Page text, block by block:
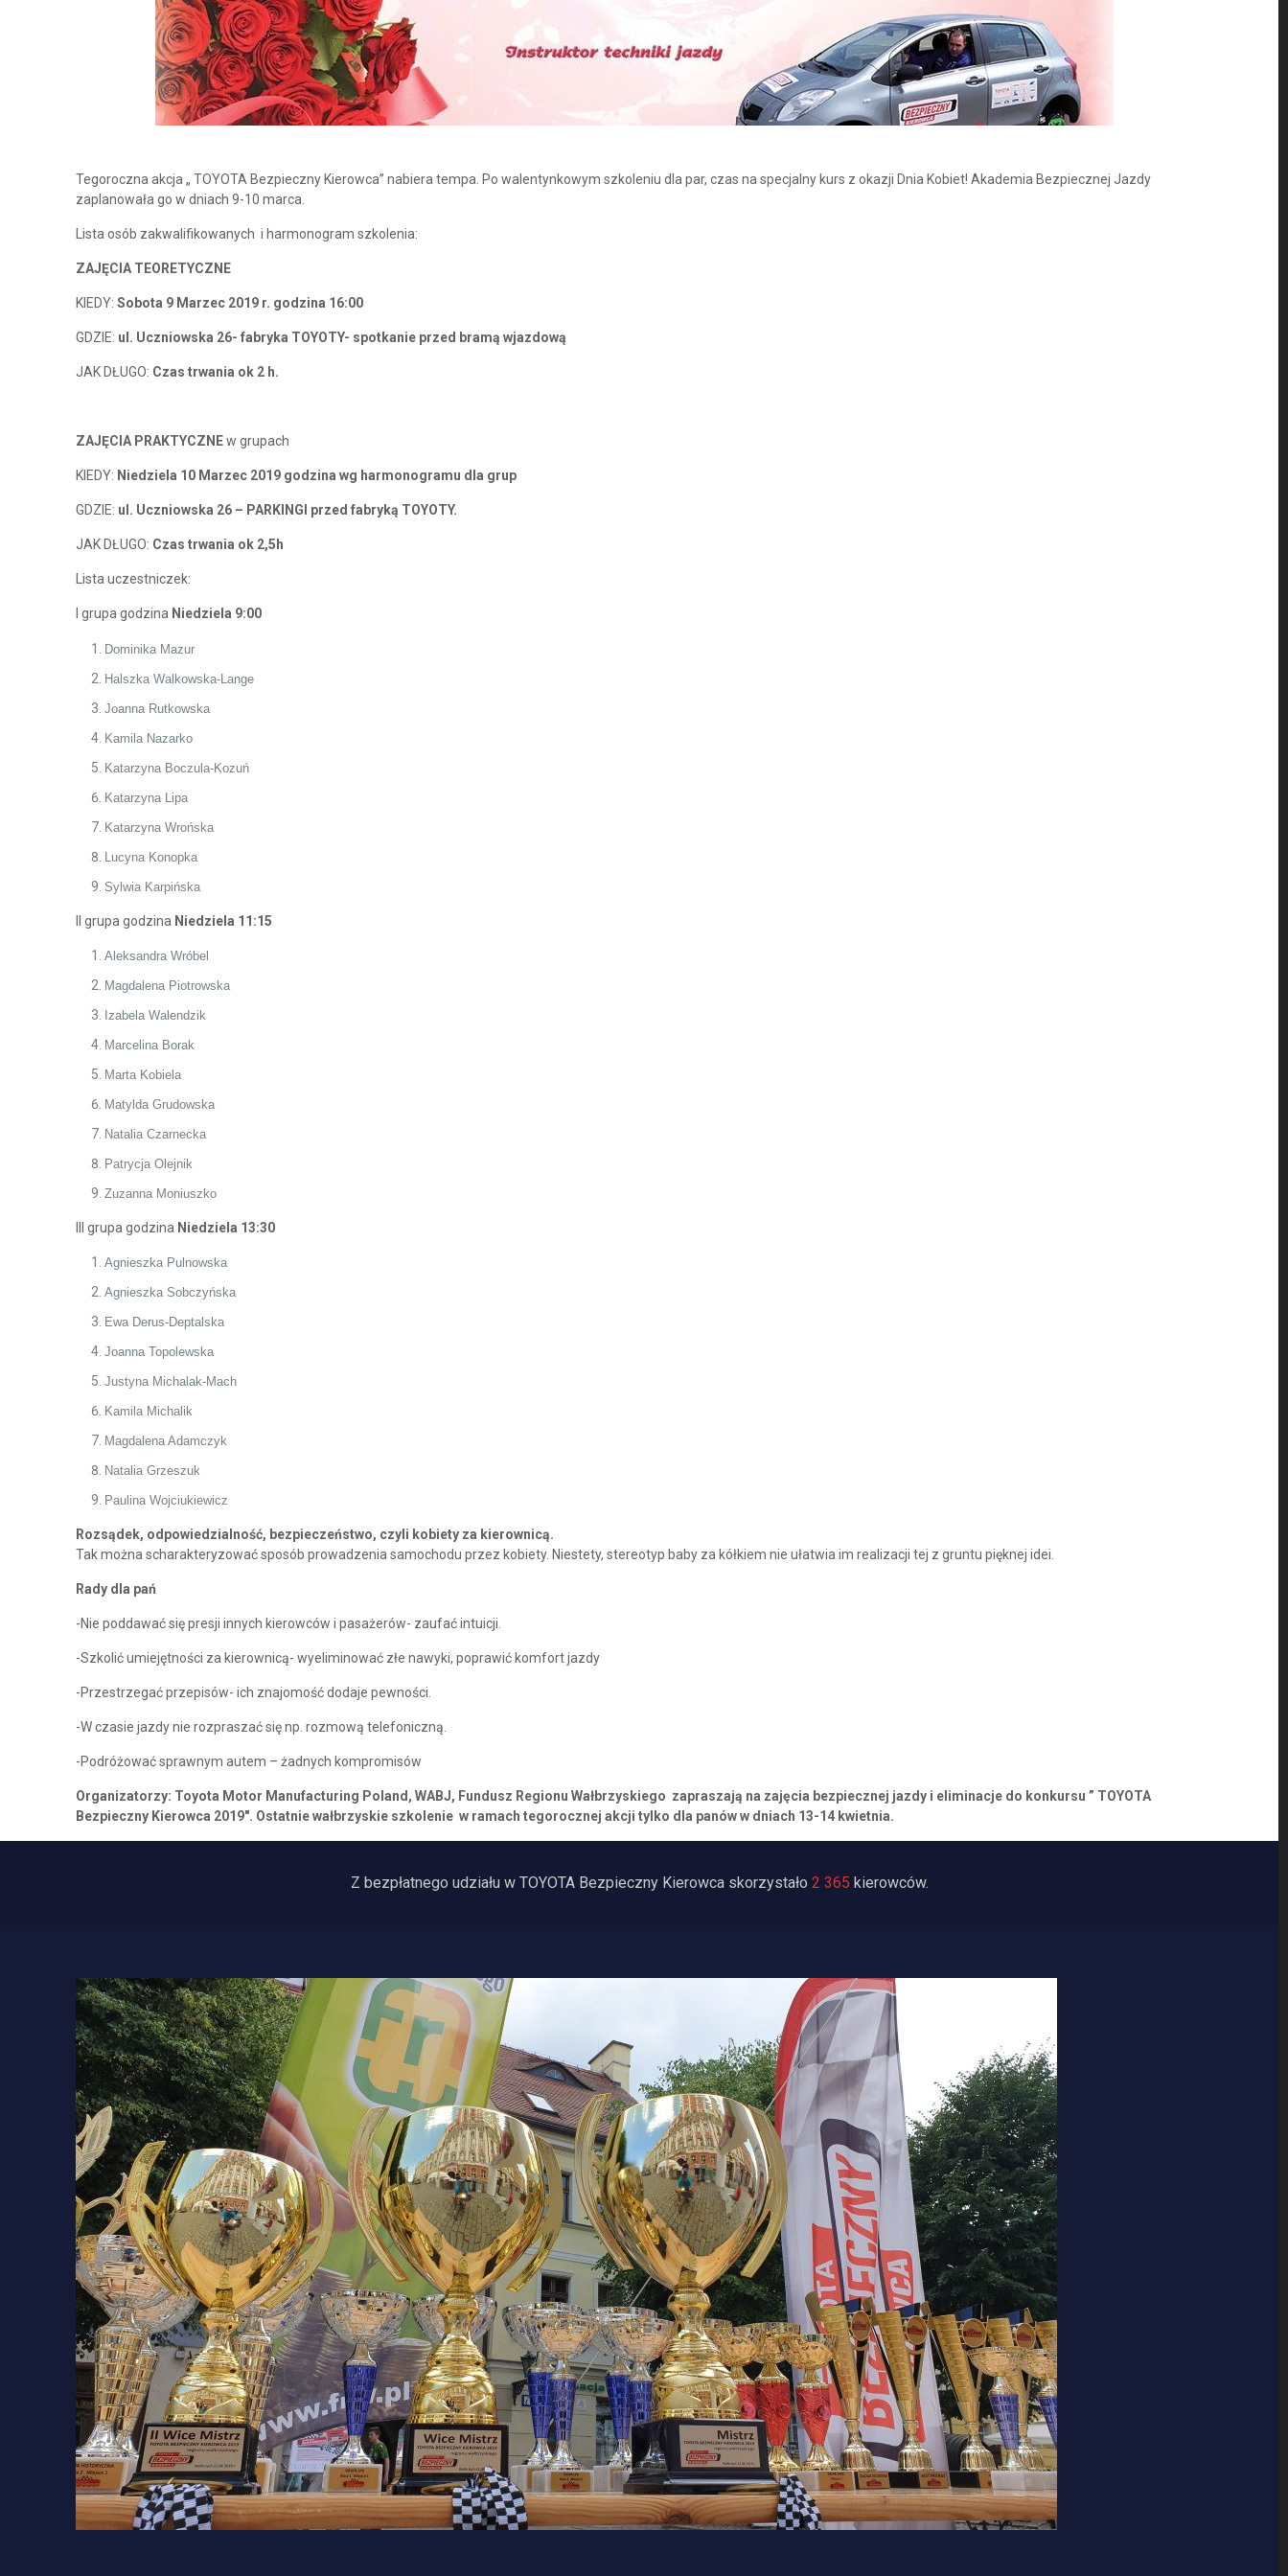
Tegoroczna akcja „ TOYOTA Bezpieczny Kierowca” nabiera tempa. Po walentynkowym szkoleniu dla par, czas na specjalny kurs z okazji Dnia Kobiet! Akademia Bezpiecznej Jazdy
zaplanowała go w dniach 9-10 marca.
Lista osób zakwalifikowanych i harmonogram szkolenia:
ZAJĘCIA TEORETYCZNE
KIEDY: Sobota 9 Marzec 2019 r. godzina 16:00
GDZIE: ul. Uczniowska 26- fabryka TOYOTY- spotkanie przed bramą wjazdową
JAK DŁUGO: Czas trwania ok 2 h.
ZAJĘCIA PRAKTYCZNEw grupach
KIEDY: Niedziela 10 Marzec 2019 godzina wg harmonogramu dla grup
GDZIE: ul. Uczniowska 26 – PARKINGI przed fabryką TOYOTY.
JAK DŁUGO: Czas trwania ok 2,5h
Lista uczestniczek:
I grupa godzina Niedziela 9:00
Dominika Mazur
Halszka Walkowska-Lange
Joanna Rutkowska
Kamila Nazarko
Katarzyna Boczula-Kozuń
Katarzyna Lipa
Katarzyna Wrońska
Lucyna Konopka
Sylwia Karpińska
II grupa godzina Niedziela 11:15
Aleksandra Wróbel
Magdalena Piotrowska
Izabela Walendzik
Marcelina Borak
Marta Kobiela
Matylda Grudowska
Natalia Czarnecka
Patrycja Olejnik
Zuzanna Moniuszko
III grupa godzina Niedziela 13:30
Agnieszka Pulnowska
Agnieszka Sobczyńska
Ewa Derus-Deptalska
Joanna Topolewska
Justyna Michalak-Mach
Kamila Michalik
Magdalena Adamczyk
Natalia Grzeszuk
Paulina Wojciukiewicz
Rozsądek, odpowiedzialność, bezpieczeństwo, czyli kobiety za kierownicą.
Tak można scharakteryzować sposób prowadzenia samochodu przez kobiety. Niestety, stereotyp baby za kółkiem nie ułatwia im realizacji tej z gruntu pięknej idei.
Rady dla pań
-Nie poddawać się presji innych kierowców i pasażerów- zaufać intuicji.
-Szkolić umiejętności za kierownicą- wyeliminować złe nawyki, poprawić komfort jazdy
-Przestrzegać przepisów- ich znajomość dodaje pewności.
-W czasie jazdy nie rozpraszać się np. rozmową telefoniczną.
-Podróżować sprawnym autem – żadnych kompromisów
Organizatorzy: Toyota Motor Manufacturing Poland, WABJ, Fundusz Regionu Wałbrzyskiego zapraszają na zajęcia bezpiecznej jazdy i eliminacje do konkursu ” TOYOTA
Bezpieczny Kierowca 2019″. Ostatnie wałbrzyskie szkolenie w ramach tegorocznej akcji tylko dla panów w dniach 13-14 kwietnia.
Z bezpłatnego udziału w TOYOTA Bezpieczny Kierowca skorzystało 2 365 kierowców.